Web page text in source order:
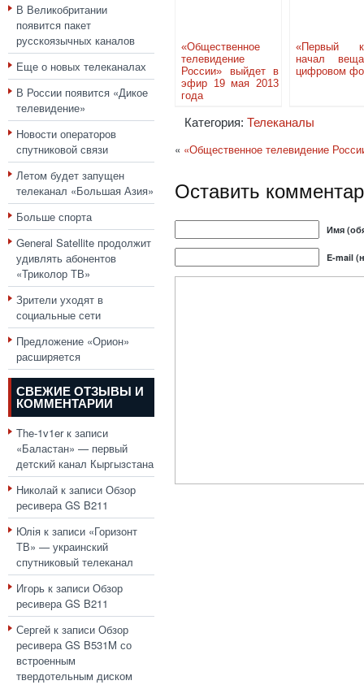
В Великобритании
появится пакет
русскоязычных каналов
Еще о новых телеканалах
В России появится «Дикое
телевидение»
Новости операторов
спутниковой связи
Летом будет запущен
телеканал «Большая Азия»
Больше спорта
General Satellite продолжит
удивлять абонентов
«Триколор ТВ»
Зрители уходят в
социальные сети
Предложение «Орион»
расширяется
СВЕЖИЕ ОТЗЫВЫ И
КОММЕНТАРИИ
The-1v1erк записи
«Баластан» — первый
детский канал Кыргызстана
Николай к записи Обзор
ресивера GS B211
Юлія к записи «Горизонт
ТВ» — украинский
спутниковый телеканал
Игорь к записи Обзор
ресивера GS B211
Сергей к записи Обзор
ресивера GS B531M со
встроенным
твердотельным диском
«Общественное
телевидение
России» выйдет в
эфир 19 мая 2013
года
«Первый
начал
цифровом
Категория: Телеканалы
« «Общественное телевидение
Оставить
Имя
E-mail